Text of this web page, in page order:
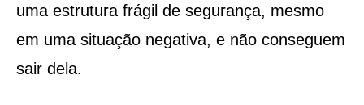
uma estrutura frágil de segurança, mesmo
em uma situação negativa, e não conseguem
sair dela.